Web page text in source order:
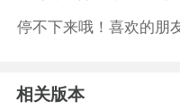
停不下来哦！喜欢的朋
相关版本